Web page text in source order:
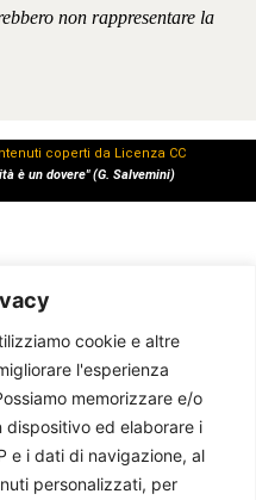
cookie e altre
l'esperienza
memorizzare e/o
dispositivo ed elaborare i
e i dati di navigazione, al
personalizzati, per
non rappresentare la
coperti da Licenza CC
è un dovere" (G. Salvemini)